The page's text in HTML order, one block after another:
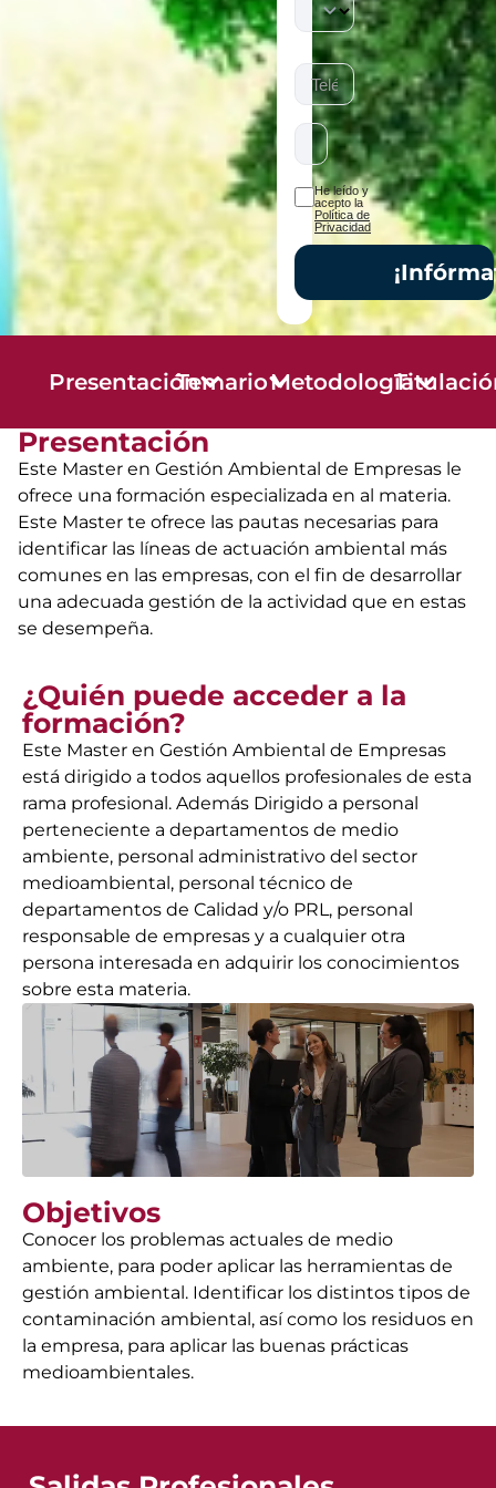
He leído y
acepto la
Política de
Privacidad
PresentaciónTemarioMetodología
Presentación
Este Master en Gestión Ambiental de Empresas le
ofrece una formación especializada en al materia.
Este Master te ofrece las pautas necesarias para
identificar las líneas de actuación ambiental más
comunes en las empresas, con el fin de desarrollar
una adecuada gestión de la actividad que en estas
se desempeña.
¿Quién puede acceder a la
formación?
Este Master en Gestión Ambiental de Empresas
está dirigido a todos aquellos profesionales de esta
rama profesional. Además Dirigido a personal
perteneciente a departamentos de medio
ambiente, personal administrativo del sector
medioambiental, personal técnico de
departamentos de Calidad y/o PRL, personal
responsable de empresas y a cualquier otra
persona interesada en adquirir los conocimientos
sobre esta materia.
Objetivos
Conocer los problemas actuales de medio
ambiente, para poder aplicar las herramientas de
gestión ambiental. Identificar los distintos tipos de
contaminación ambiental, así como los residuos en
la empresa, para aplicar las buenas prácticas
medioambientales.